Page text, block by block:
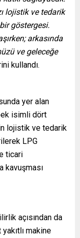
lojistik ve tedarik
bir göstergesi.
arkasında
ve geleceğe
kullandı.
yer alan
isimli dört
lojistik ve tedarik
LPG
ticari
kavuşması
açısından da
makine